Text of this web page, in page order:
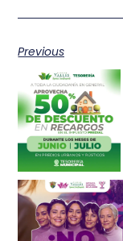
Previous